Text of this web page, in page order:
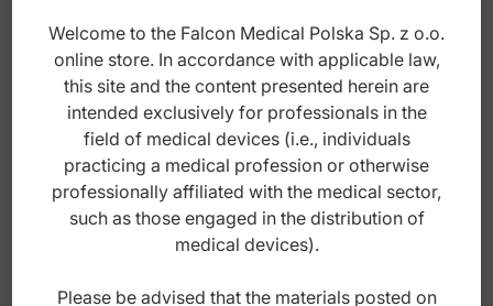
Welcome to the Falcon Medical Polska Sp. z o.o.
online store. In accordance with applicable law,
this site and the content presented herein are
intended exclusively for professionals in the
field of medical devices (i.e., individuals
practicing a medical profession or otherwise
professionally affiliated with the medical sector,
such as those engaged in the distribution of
medical devices).
Please be advised that the materials posted on